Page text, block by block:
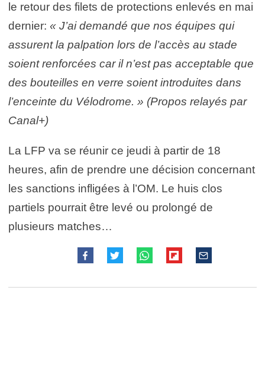
le retour des filets de protections enlevés en mai
dernier: « J’ai demandé que nos équipes qui
assurent la palpation lors de l’accès au stade
soient renforcées car il n’est pas acceptable que
des bouteilles en verre soient introduites dans
l’enceinte du Vélodrome. » (Propos relayés par
Canal+)
La LFP va se réunir ce jeudi à partir de 18
heures, afin de prendre une décision concernant
les sanctions infligées à l’OM. Le huis clos
partiels pourrait être levé ou prolongé de
plusieurs matches…